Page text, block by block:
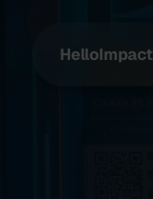
HelloImpact